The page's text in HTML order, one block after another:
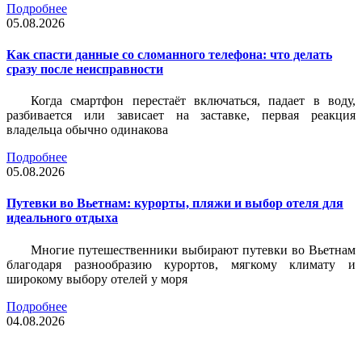
Подробнее
05.08.2026
Как спасти данные со сломанного телефона: что делать
сразу после неисправности
Когда смартфон перестаёт включаться, падает в воду,
разбивается или зависает на заставке, первая реакция
владельца обычно одинакова
Подробнее
05.08.2026
Путевки во Вьетнам: курорты, пляжи и выбор отеля для
идеального отдыха
Многие путешественники выбирают путевки во Вьетнам
благодаря разнообразию курортов, мягкому климату и
широкому выбору отелей у моря
Подробнее
04.08.2026